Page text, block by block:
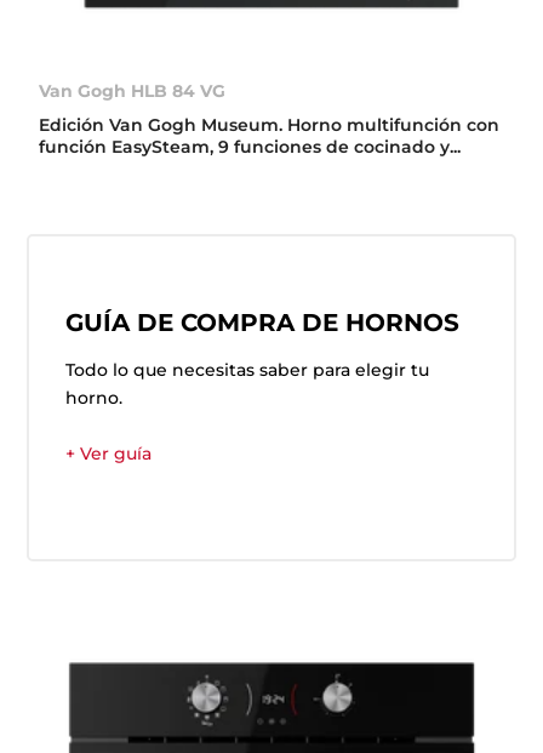
Van Gogh HLB 84 VG
Edición Van Gogh Museum. Horno multifunción con
función EasySteam, 9 funciones de cocinado y...
GUÍA DE COMPRA DE HORNOS
Todo lo que necesitas saber para elegir tu
horno.
+ Ver guía